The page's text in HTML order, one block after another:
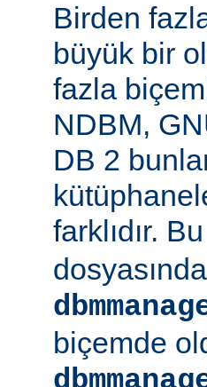
Birden
büyük bir
fazla
NDBM,
DB 2
farklıdır.
biçemde